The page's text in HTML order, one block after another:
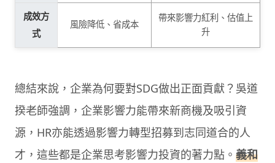
成效方
式
風險降低、省成本
帶來影響力紅利、估值上
升
總結來說，企業為何要對SDG做出正面貢獻？吳道
揆老師強調，企業影響力能帶來新商機及吸引資
源，HR亦能透過影響力轉型招募到志同道合的人
才，這些都是企業思考影響力投資的著力點。 義和